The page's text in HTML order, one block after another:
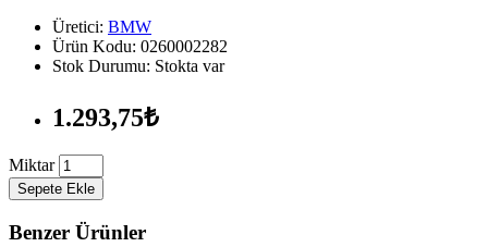
Üretici: BMW
Ürün Kodu: 0260002282
Stok Durumu: Stokta var
1.293,75₺
Miktar
Sepete Ekle
Benzer Ürünler